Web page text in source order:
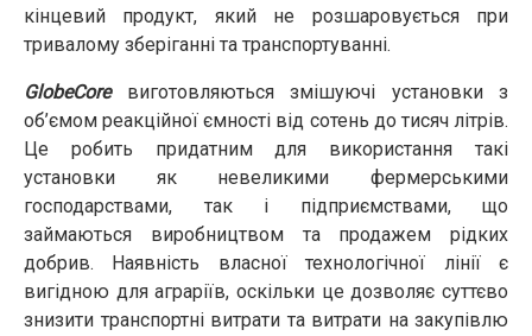
кінцевий продукт, який не розшаровується при
тривалому зберіганні та транспортуванні.
GlobeCoreвиготовляються змішуючі установки з
об’ємом реакційної ємності від сотень до тисяч літрів.
Це робить придатним для використання такі
установки як невеликими фермерськими
господарствами, так і підприємствами, що
займаються виробництвом та продажем рідких
добрив. Наявність власної технологічної лінії є
вигідною для аграріїв, оскільки це дозволяє суттєво
знизити транспортні витрати та витрати на закупівлю